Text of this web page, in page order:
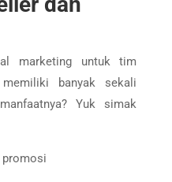
marketing untuk tim
banyak sekali
Yuk simak
promosi